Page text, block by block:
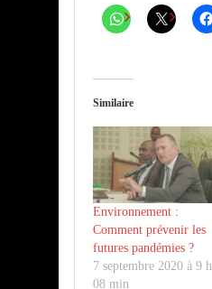
Similaire
Environnement :
Comment prévenir les
futures pandémies ?
7 septembre 2020 à 9 h
08 min